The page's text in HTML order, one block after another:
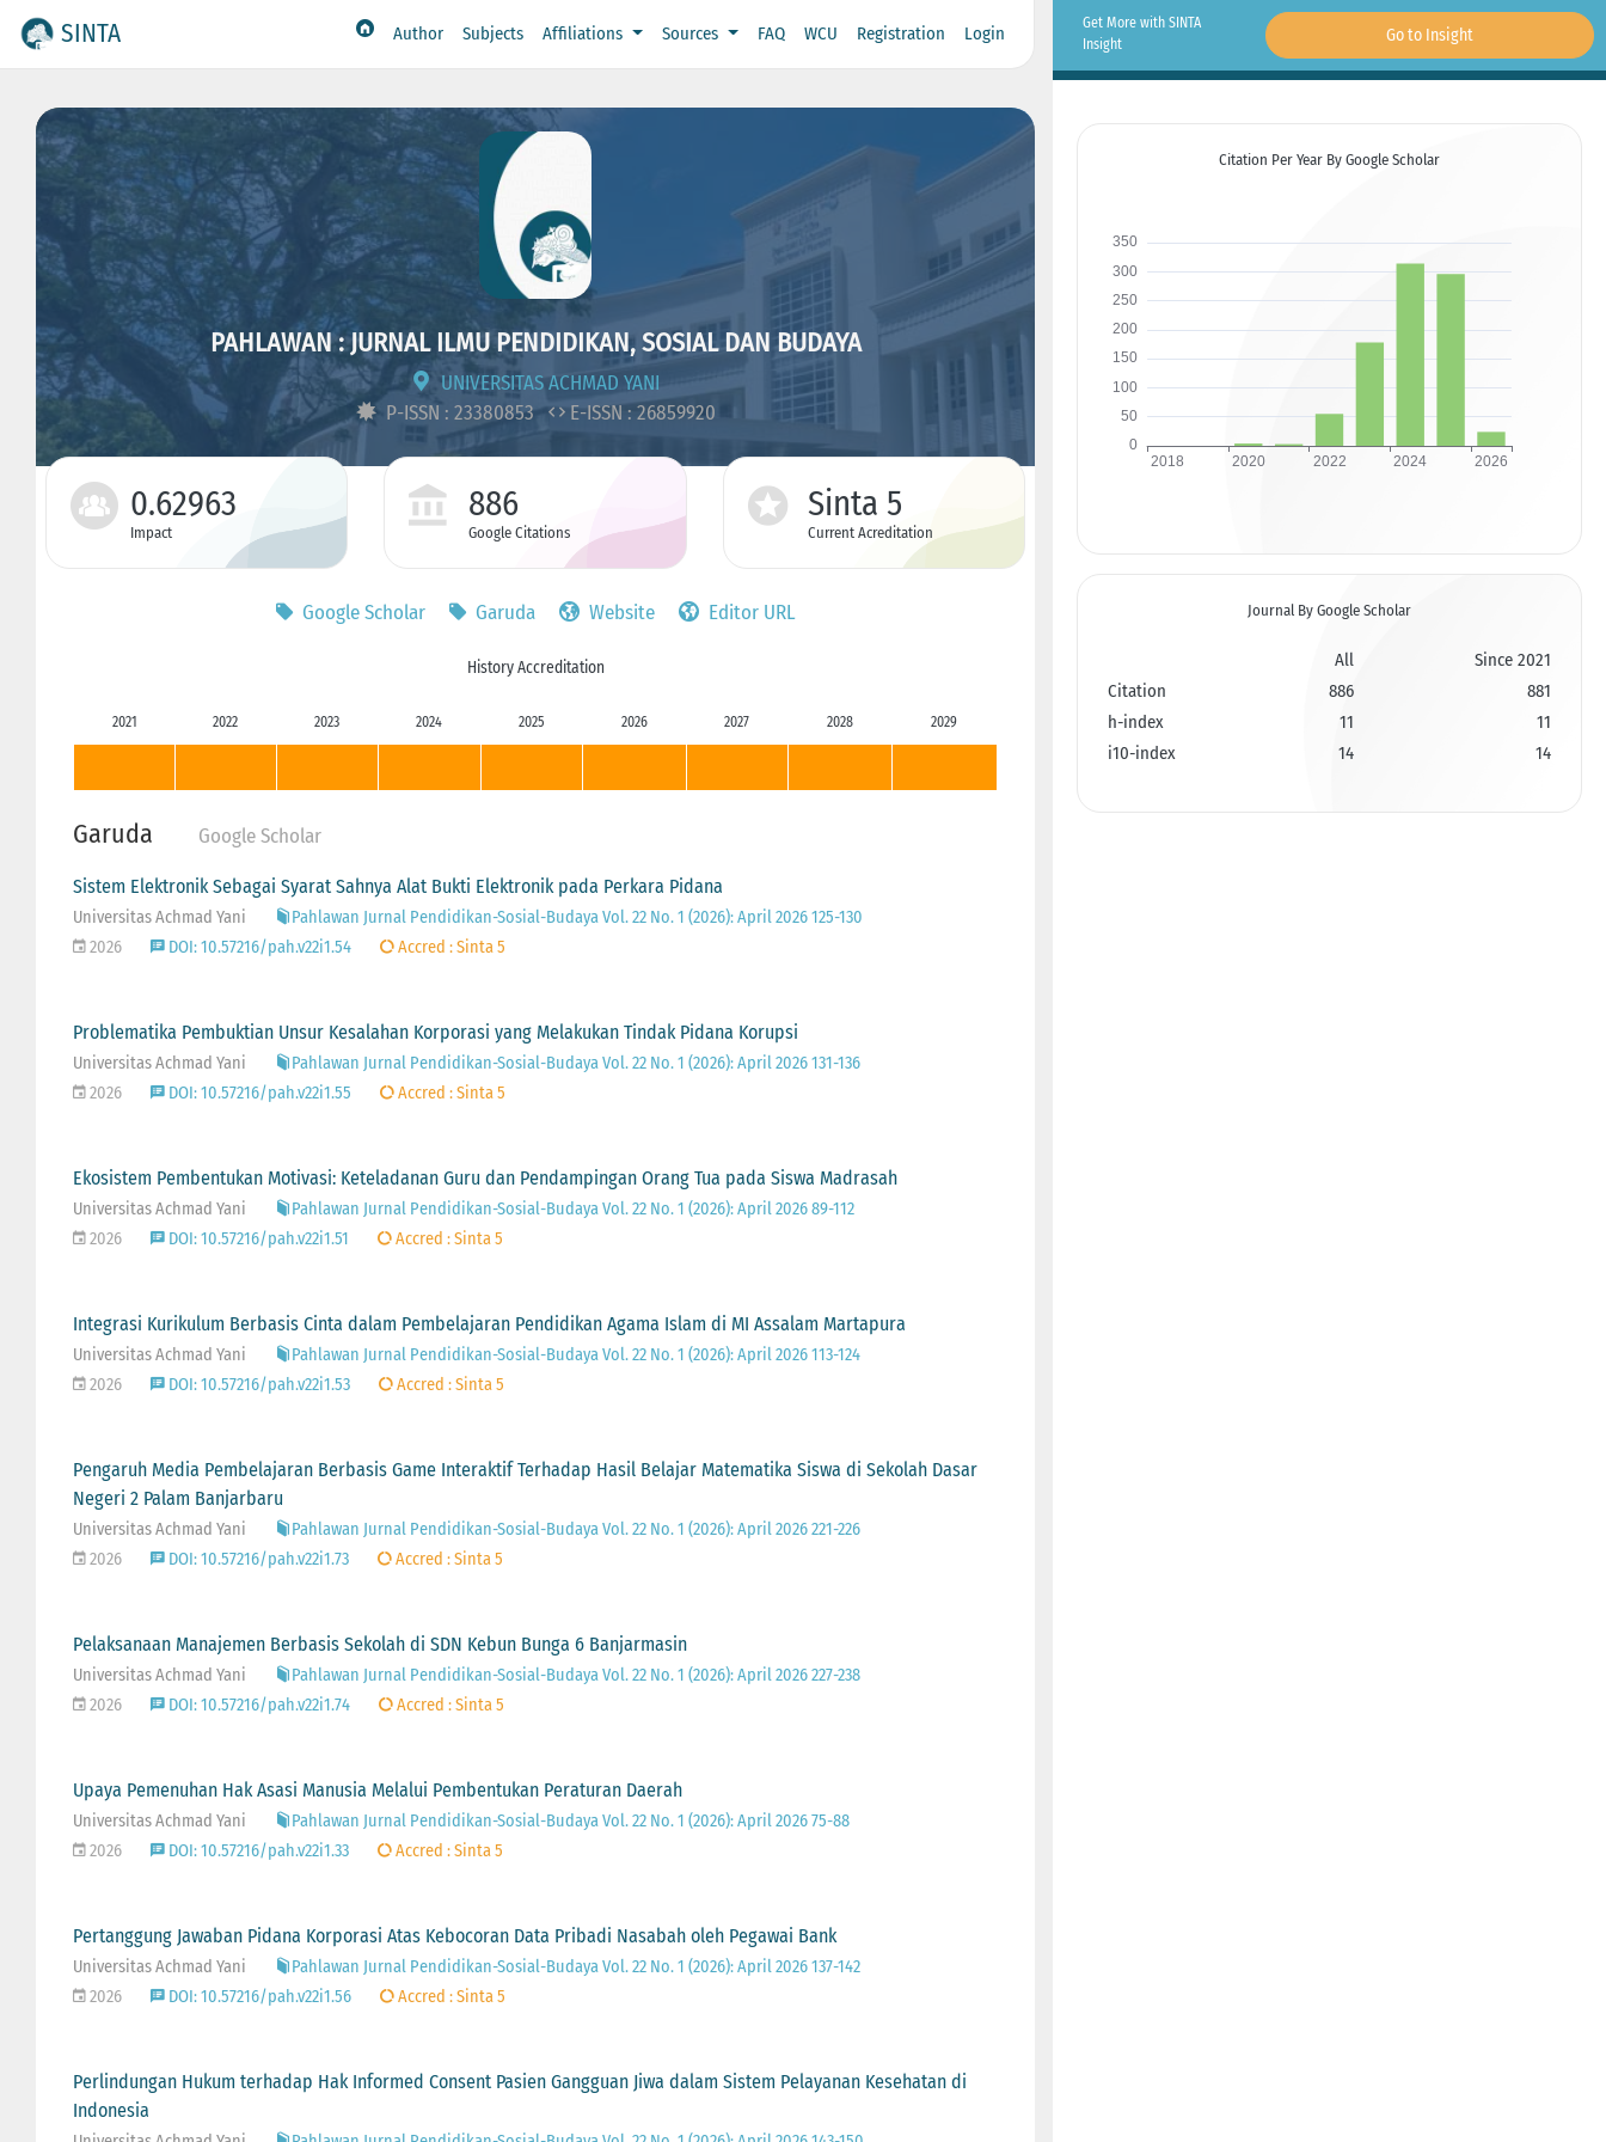
SINTA Author Subjects Affiliations Sources FAQ WCU Registration Login
PAHLAWAN : JURNAL ILMU PENDIDIKAN, SOSIAL DAN BUDAYA
UNIVERSITAS ACHMAD YANI
P-ISSN : 23380853
E-ISSN : 26859920
0.62963
Impact
886
Google Citations
Sinta 5
Current Acreditation
Google Scholar Garuda Website Editor URL
History Accreditation
2021 2022 2023 2024 2025 2026 2027 2028 2029
Garuda Google Scholar
Sistem Elektronik Sebagai Syarat Sahnya Alat Bukti Elektronik pada Perkara Pidana
Universitas Achmad Yani
Pahlawan Jurnal Pendidikan-Sosial-Budaya Vol. 22 No. 1 (2026): April 2026 125-130
2026
DOI: 10.57216/pah.v22i1.54 Accred : Sinta 5
Problematika Pembuktian Unsur Kesalahan Korporasi yang Melakukan Tindak Pidana Korupsi
Universitas Achmad Yani
Pahlawan Jurnal Pendidikan-Sosial-Budaya Vol. 22 No. 1 (2026): April 2026 131-136
2026
DOI: 10.57216/pah.v22i1.55 Accred : Sinta 5
Ekosistem Pembentukan Motivasi: Keteladanan Guru dan Pendampingan Orang Tua pada Siswa Madrasah
Universitas Achmad Yani
Pahlawan Jurnal Pendidikan-Sosial-Budaya Vol. 22 No. 1 (2026): April 2026 89-112
2026
DOI: 10.57216/pah.v22i1.51 Accred : Sinta 5
Integrasi Kurikulum Berbasis Cinta dalam Pembelajaran Pendidikan Agama Islam di MI Assalam Martapura
Universitas Achmad Yani
Pahlawan Jurnal Pendidikan-Sosial-Budaya Vol. 22 No. 1 (2026): April 2026 113-124
2026
DOI: 10.57216/pah.v22i1.53 Accred : Sinta 5
Pengaruh Media Pembelajaran Berbasis Game Interaktif Terhadap Hasil Belajar Matematika Siswa di Sekolah Dasar
Negeri 2 Palam Banjarbaru
Universitas Achmad Yani
Pahlawan Jurnal Pendidikan-Sosial-Budaya Vol. 22 No. 1 (2026): April 2026 221-226
2026
DOI: 10.57216/pah.v22i1.73 Accred : Sinta 5
Pelaksanaan Manajemen Berbasis Sekolah di SDN Kebun Bunga 6 Banjarmasin
Universitas Achmad Yani
Pahlawan Jurnal Pendidikan-Sosial-Budaya Vol. 22 No. 1 (2026): April 2026 227-238
2026
DOI: 10.57216/pah.v22i1.74 Accred : Sinta 5
Upaya Pemenuhan Hak Asasi Manusia Melalui Pembentukan Peraturan Daerah
Universitas Achmad Yani
Pahlawan Jurnal Pendidikan-Sosial-Budaya Vol. 22 No. 1 (2026): April 2026 75-88
2026
DOI: 10.57216/pah.v22i1.33 Accred : Sinta 5
Pertanggung Jawaban Pidana Korporasi Atas Kebocoran Data Pribadi Nasabah oleh Pegawai Bank
Universitas Achmad Yani
Pahlawan Jurnal Pendidikan-Sosial-Budaya Vol. 22 No. 1 (2026): April 2026 137-142
2026
DOI: 10.57216/pah.v22i1.56 Accred : Sinta 5
Perlindungan Hukum terhadap Hak Informed Consent Pasien Gangguan Jiwa dalam Sistem Pelayanan Kesehatan di
Indonesia
Get More with SINTA
Insight
Go to Insight
Citation Per Year By Google Scholar
Journal By Google Scholar
All
Since 2021
Citation
886
881
h-index
11
11
i10-index
14 14